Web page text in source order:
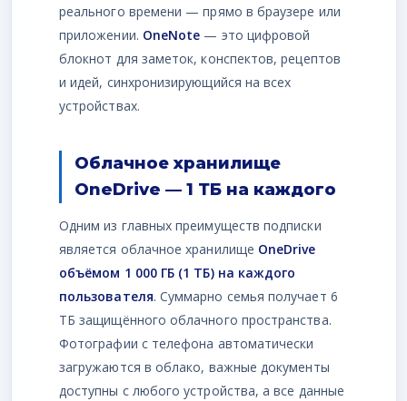
реального времени — прямо в браузере или
приложении. OneNote — это цифровой
блокнот для заметок, конспектов, рецептов
и идей, синхронизирующийся на всех
устройствах.
Облачное хранилище
OneDrive — 1 ТБ на каждого
Одним из главных преимуществ подписки
является облачное хранилище OneDrive
объёмом 1 000 ГБ (1 ТБ) на каждого
пользователя. Суммарно семья получает 6
ТБ защищённого облачного пространства.
Фотографии с телефона автоматически
загружаются в облако, важные документы
доступны с любого устройства, а все данные